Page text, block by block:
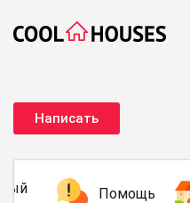
Написать
Помощь